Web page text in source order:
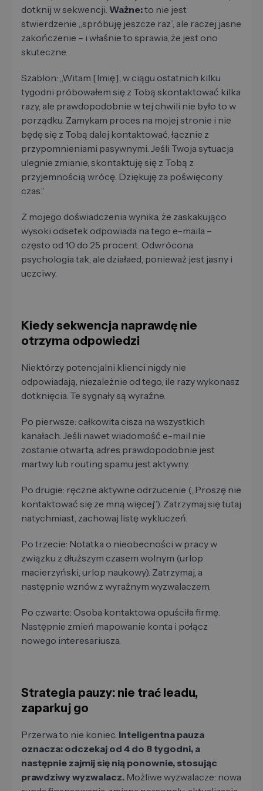
dotknij w sekwencji. Ważne:to nie jest
stwierdzenie „spróbuję jeszcze raz”, ale raczej jasne
zakończenie – i właśnie to sprawia, że jest ono
skuteczne.
Szablon: „Witam [Imię], w ciągu ostatnich kilku
tygodni próbowałem się z Tobą skontaktować kilka
razy, ale prawdopodobnie w tej chwili nie było to w
porządku. Zamykam proces na mojej stronie i nie
będę się z Tobą dalej kontaktować, łącznie z
przypomnieniami pasywnymi. Jeśli Twoja sytuacja
ulegnie zmianie, skontaktuję się z Tobą z
przyjemnością wrócę. Dziękuję za poświęcony
czas.”
Z mojego doświadczenia wynika, że zaskakująco
wysoki odsetek odpowiada na tego e-maila –
często od 10 do 25 procent. Odwrócona
psychologia tak, ale działaed, ponieważ jest jasny i
uczciwy.
Kiedy sekwencja naprawdę nie
otrzyma odpowiedzi
Niektórzy potencjalni klienci nigdy nie
odpowiadają, niezależnie od tego, ile razy wykonasz
dotknięcia. Te sygnały są wyraźne.
Po pierwsze: całkowita cisza na wszystkich
kanałach. Jeśli nawet wiadomość e-mail nie
zostanie otwarta, adres prawdopodobnie jest
martwy lub routing spamu jest aktywny.
Po drugie: ręczne aktywne odrzucenie („Proszę nie
kontaktować się ze mną więcej”). Zatrzymaj się tutaj
natychmiast, zachowaj listę wykluczeń.
Po trzecie: Notatka o nieobecności w pracy w
związku z dłuższym czasem wolnym (urlop
macierzyński, urlop naukowy). Zatrzymaj, a
następnie wznów z wyraźnym wyzwalaczem.
Po czwarte: Osoba kontaktowa opuściła firmę.
Następnie zmień mapowanie konta i połącz
nowego interesariusza.
Strategia pauzy: nie trać leadu,
zaparkuj go
Przerwa to nie koniec. Inteligentna pauza
oznacza: odczekaj od 4 do 8 tygodni, a
następnie zajmij się nią ponownie, stosując
prawdziwy wyzwalacz. Możliwe wyzwalacze: nowa